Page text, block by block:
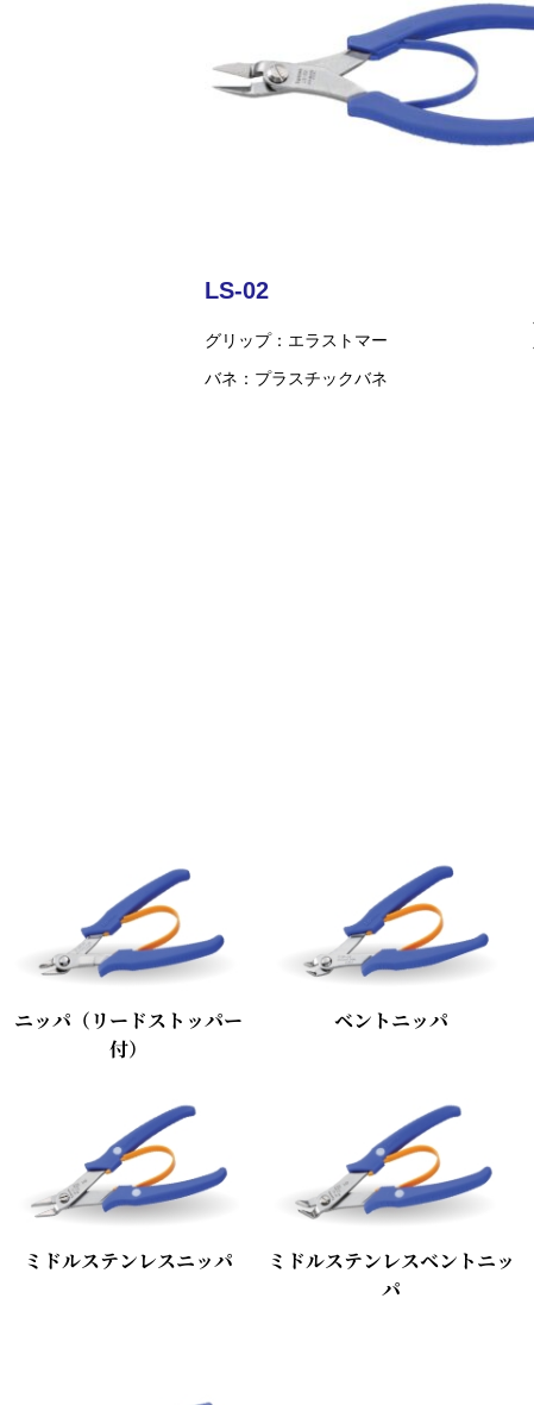
LS-02
グリップ
エラストマー
バネ
プラスチックバネ
ニッパ（リードストッパー
付）
ベントニッパ
ミドルステンレスニッパ
ミドルステンレスベントニッ
パ